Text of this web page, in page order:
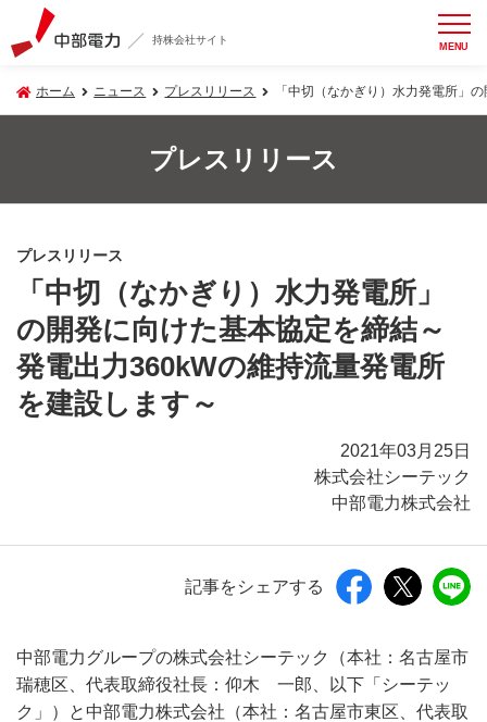
持株会社サイト MENU
ホーム ニュース プレスリリース 「中切（なかぎり）水力発電所」
プレスリリース
プレスリリース
「中切（なかぎり）水力発電所」
の開発に向けた基本協定を締結～
発電出力360kWの維持流量発電所
を建設します～
2021年03月25日
株式会社シーテック
中部電力株式会社
記事をシェアする
中部電力グループの株式会社シーテック（本社：名古屋市
瑞穂区、代表取締役社長：仰木 一郎、以下「シーテッ
ク」）と中部電力株式会社（本社：名古屋市東区、代表取